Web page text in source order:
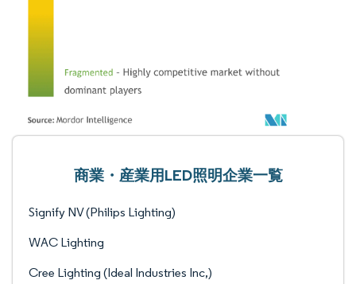
商業・産業用LED照明企業一覧
Signify NV (Philips Lighting)
WAC Lighting
Cree Lighting (Ideal Industries Inc,)